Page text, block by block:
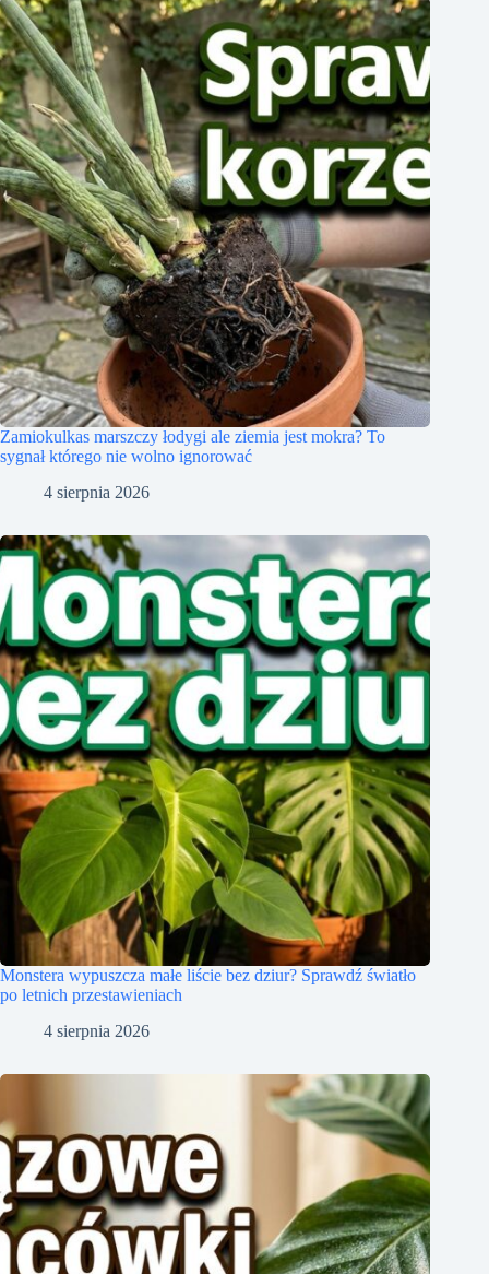
Zamiokulkas marszczy łodygi ale ziemia jest mokra? To
sygnał którego nie wolno ignorować
4 sierpnia 2026
Monstera wypuszcza małe liście bez dziur? Sprawdź światło
po letnich przestawieniach
4 sierpnia 2026